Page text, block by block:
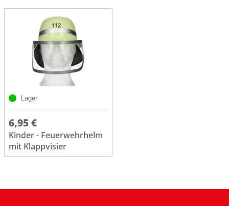
Lager
6,95 €
Kinder - Feuerwehrhelm
mit Klappvisier